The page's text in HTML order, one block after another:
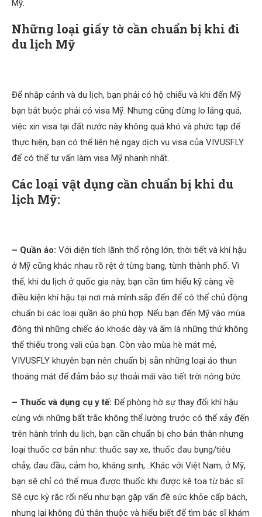
Mỹ.
Những loại giấy tờ cần chuẩn bị khi đi
du lịch Mỹ
Để nhập cảnh và du lịch, bạn phải có hộ chiếu và khi đến Mỹ
bạn bắt buộc phải có visa Mỹ. Nhưng cũng đừng lo lắng quá,
việc xin visa tại đất nước này không quá khó và phức tạp để
thực hiện, bạn có thể liên hệ ngay dịch vụ visa của VIVUSFLY
để có thể tư vấn làm visa Mỹ nhanh nhất.
Các loại vật dụng cần chuẩn bị khi du
lịch Mỹ:
– Quần áo: Với diện tích lãnh thổ rộng lớn, thời tiết và khí hậu
ở Mỹ cũng khác nhau rõ rệt ở từng bang, từnh thành phố. Vì
thế, khi du lịch ở quốc gia này, bạn cần tìm hiểu kỹ càng về
điều kiện khí hậu tại nơi mà mình sắp đến để có thể chủ động
chuẩn bị các loại quần áo phù hợp. Nếu bạn đến Mỹ vào mùa
đông thì những chiếc áo khoác dày và ấm là những thứ không
thể thiếu trong vali của bạn. Còn vào mùa hè mát mẻ,
VIVUSFLY khuyên bạn nên chuẩn bị sẵn những loại áo thun
thoáng mát để đảm bảo sự thoải mái vào tiết trời nóng bức.
– Thuốc và dụng cụ y tế: Để phòng hờ sự thay đổi khí hậu
cùng với những bất trắc không thể lường trước có thể xảy đến
trên hành trình du lịch, bạn cần chuẩn bị cho bản thân nhưng
loại thuốc cơ bản như: thuốc say xe, thuốc đau bụng/tiêu
chảy, đau đầu, cảm ho, kháng sinh,…Khác với Việt Nam, ở Mỹ,
bạn sẽ chỉ có thể mua được thuốc khi được kê toa từ bác sĩ.
Sẽ cực kỳ rắc rối nếu như bạn gặp vấn đề sức khỏe cấp bách,
nhưng lại không đủ thân thuộc và hiểu biết để tìm bác sĩ khám